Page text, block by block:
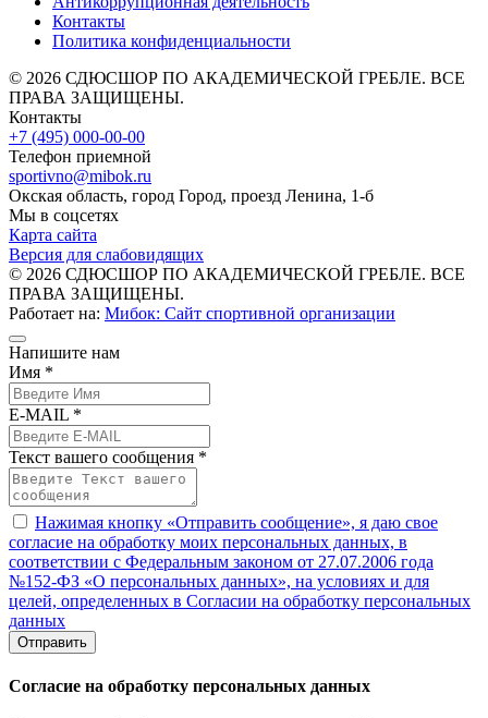
Контакты
Политика конфиденциальности
© 2026 СДЮСШОР ПО АКАДЕМИЧЕСКОЙ ГРЕБЛЕ. ВСЕ
ПРАВА ЗАЩИЩЕНЫ.
Контакты
+7 (495) 000-00-00
Телефон приемной
sportivno@mibok.ru
Окская область, город Город, проезд Ленина, 1-б
Мы в соцсетях
Карта сайта
Версия для слабовидящих
© 2026 СДЮСШОР ПО АКАДЕМИЧЕСКОЙ ГРЕБЛЕ. ВСЕ
ПРАВА ЗАЩИЩЕНЫ.
Работает на: Мибок: Сайт спортивной организации
Напишите нам
Имя *
E-MAIL *
Текст вашего сообщения *
Нажимая кнопку «Отправить сообщение», я даю свое
согласие на обработку моих персональных данных, в
соответствии с Федеральным законом от 27.07.2006 года
№152-ФЗ «О персональных данных», на условиях и для
целей, определенных в Согласии на обработку персональных
данных
Отправить
Согласие на обработку персональных данных